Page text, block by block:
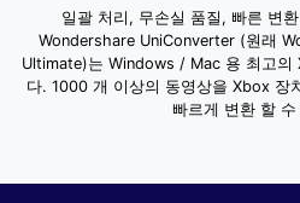
일괄 처리, 무손실 품질, 빠른 변
Wondershare UniConverter (원래
Ultimate)는 Windows / Mac 용 최고의
다. 1000 개 이상의 동영상을 Xbox 장
빠르게 변환 할